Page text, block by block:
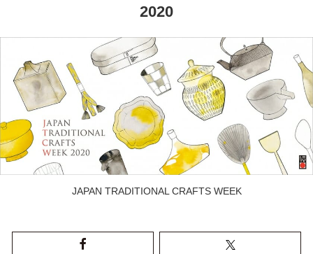
2020
JAPAN TRADITIONAL CRAFTS WEEK